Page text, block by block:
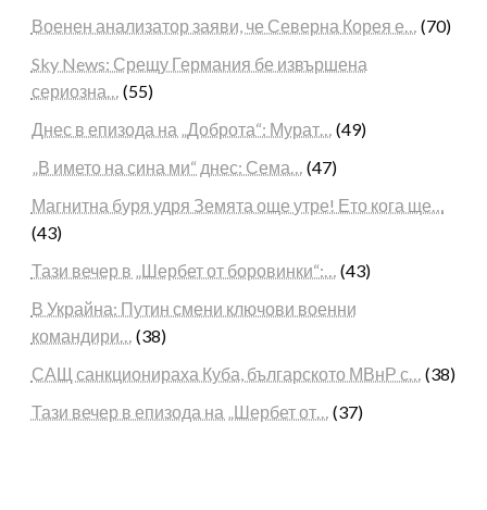
Военен анализатор заяви, че Северна Корея е… (70)
Sky News: Срещу Германия бе извършена
сериозна… (55)
Днес в епизода на „Доброта“: Мурат… (49)
„В името на сина ми“ днес: Сема… (47)
Магнитна буря удря Земята още утре! Ето кога ще…
(43)
Тази вечер в „Шербет от боровинки“:… (43)
В Украйна: Путин смени ключови военни
командири… (38)
САЩ санкционираха Куба, българското МВнР с… (38)
Тази вечер в епизода на „Шербет от… (37)